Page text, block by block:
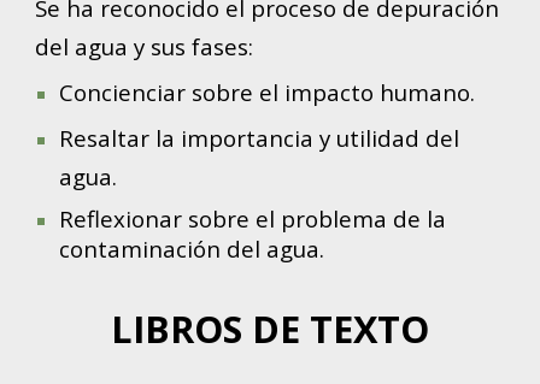
Se ha reconocido el proceso de depuración
del agua y sus fases:
Concienciar sobre el impacto humano.
Resaltar la importancia y utilidad del
agua.
Reflexionar sobre el problema de la
contaminación del agua.
LIBROS DE TEXTO